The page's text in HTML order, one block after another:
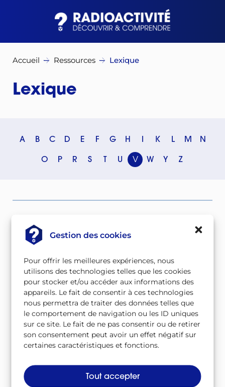
Gestion des cookies
Pour offrir les meilleures expériences, nous
utilisons des technologies telles que les cookies
pour stocker et/ou accéder aux informations des
appareils. Le fait de consentir à ces technologies
nous permettra de traiter des données telles que
le comportement de navigation ou les ID uniques
sur ce site. Le fait de ne pas consentir ou de retirer
son consentement peut avoir un effet négatif sur
certaines caractéristiques et fonctions.
Tout accepter
Accueil Ressources Lexique
Lexique
A B C D E F G H K L M N
O P R S U V W Y Z
À télécharger
Télécharger le lexique au format CSV
Csv
Télécharger le lexique au format PDF
/
Suivez-nous sur